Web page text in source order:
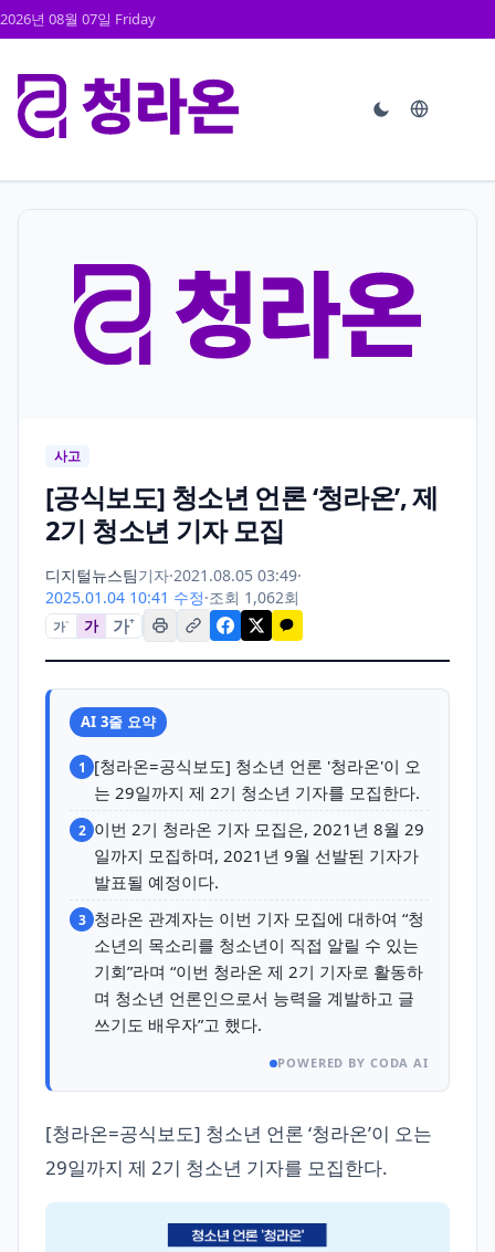
2026년 08월 07일 Friday
사고
[공식보도] 청소년 언론 ‘청라온’, 제
2기 청소년 기자 모집
디지털뉴스팀기자·2021.08.05 03:49·
2025.01.04 10:41 수정·조회 1,062회
가− 가 가+
AI 3줄 요약
1 [청라온=공식보도] 청소년 언론 '청라온'이 오
는 29일까지 제 2기 청소년 기자를 모집한다.
2 이번 2기 청라온 기자 모집은, 2021년 8월 29
일까지 모집하며, 2021년 9월 선발된 기자가
발표될 예정이다.
3 청라온 관계자는 이번 기자 모집에 대하여 “청
소년의 목소리를 청소년이 직접 알릴 수 있는
기회”라며 “이번 청라온 제 2기 기자로 활동하
며 청소년 언론인으로서 능력을 계발하고 글
쓰기도 배우자”고 했다.
POWERED BY CODA AI
[청라온=공식보도] 청소년 언론 ‘청라온’이 오는
29일까지 제 2기 청소년 기자를 모집한다.